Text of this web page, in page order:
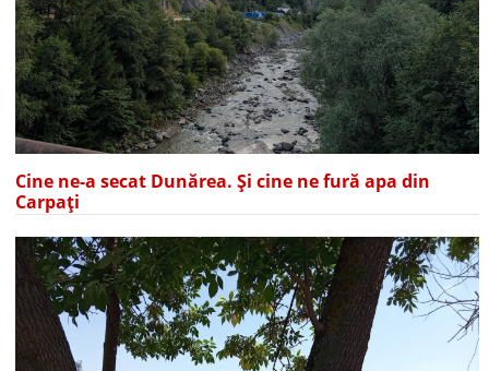
Cine ne-a secat Dunărea. Și cine ne fură apa din
Carpați